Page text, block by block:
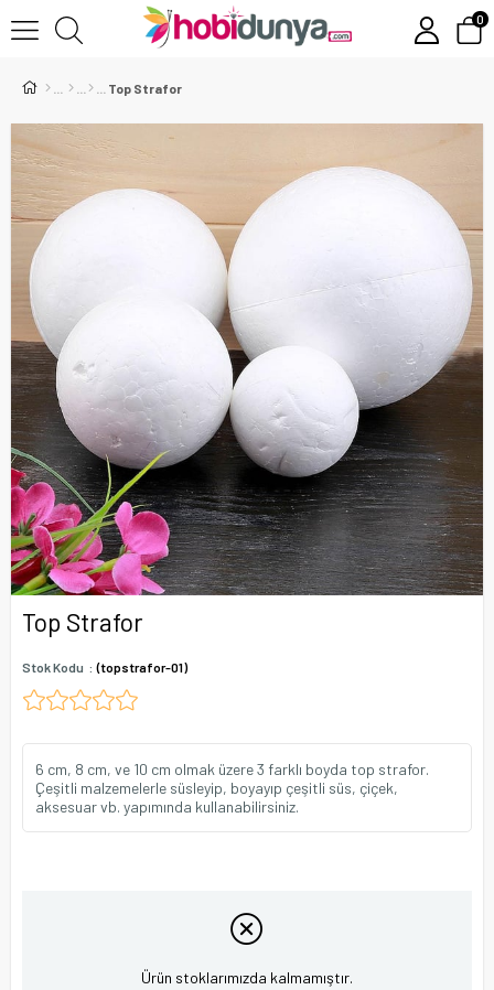
0
Top Strafor
Top Strafor
Stok Kodu (topstrafor-01)
6 cm, 8 cm, ve 10 cm olmak üzere 3 farklı boyda top strafor.
Çeşitli malzemelerle süsleyip, boyayıp çeşitli süs, çiçek,
aksesuar vb. yapımında kullanabilirsiniz.
Ürün stoklarımızda kalmamıştır.